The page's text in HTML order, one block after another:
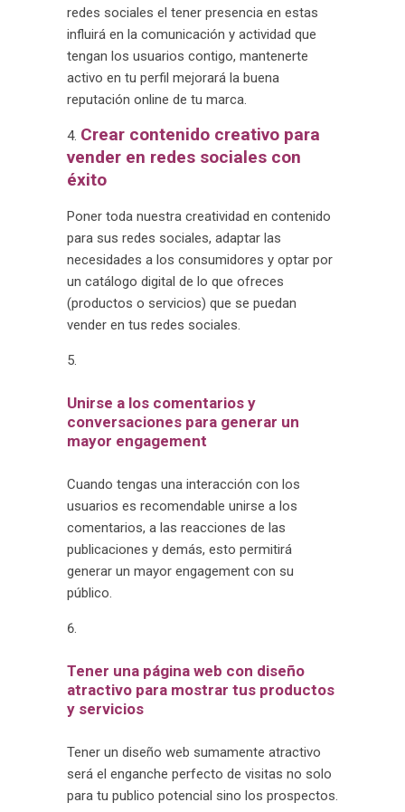
redes sociales el tener presencia en estas
influirá en la comunicación y actividad que
tengan los usuarios contigo, mantenerte
activo en tu perfil mejorará la buena
reputación online de tu marca.
Crear contenido creativo para
vender en redes sociales con
éxito
Poner toda nuestra creatividad en contenido
para sus redes sociales, adaptar las
necesidades a los consumidores y optar por
un catálogo digital de lo que ofreces
(productos o servicios) que se puedan
vender en tus redes sociales.
Unirse a los comentarios y
conversaciones para generar un
mayor engagement
Cuando tengas una interacción con los
usuarios es recomendable unirse a los
comentarios, a las reacciones de las
publicaciones y demás, esto permitirá
generar un mayor engagement con su
público.
Tener una página web con diseño
atractivo para mostrar tus productos
y servicios
Tener un diseño web sumamente atractivo
será el enganche perfecto de visitas no solo
para tu publico potencial sino los prospectos.